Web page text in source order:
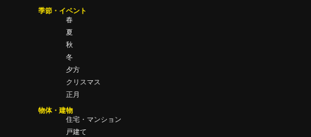
季節・イベント
春
夏
秋
冬
夕方
クリスマス
正月
物体・建物
住宅・マンション
戸建て